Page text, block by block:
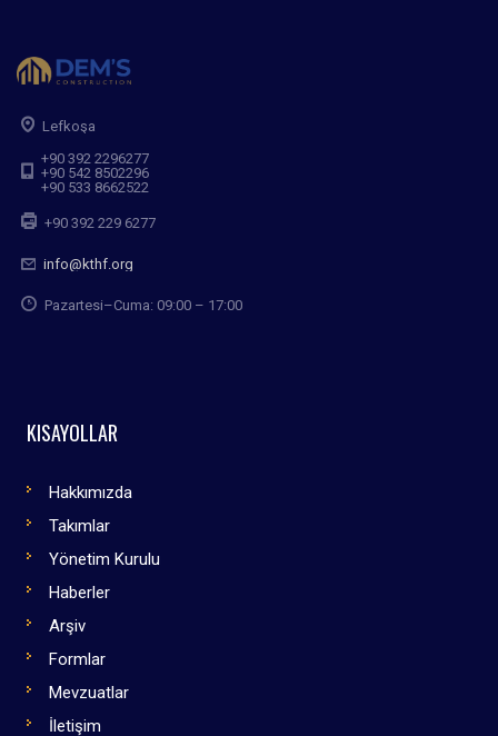
Lefkoşa
+90 392 2296277
+90 542 8502296
+90 533 8662522
+90 392 229 6277
info@kthf.org
Pazartesi–Cuma: 09:00 – 17:00
KISAYOLLAR
Hakkımızda
Takımlar
Yönetim Kurulu
Haberler
Arşiv
Formlar
Mevzuatlar
İletişim